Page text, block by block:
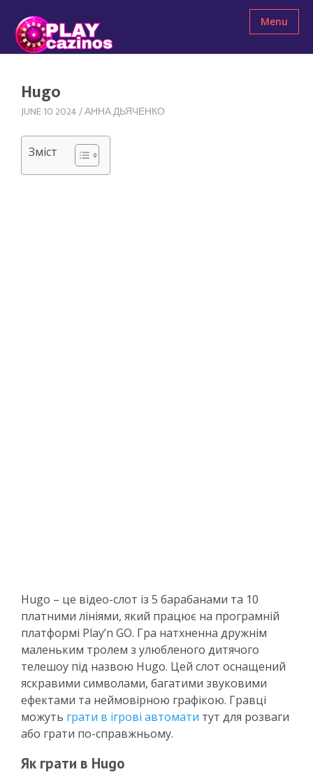
Menu
Hugo
JUNE 10 2024/АННА ДЬЯЧЕНКО
Зміст
Hugo – це відео-слот із 5 барабанами та 10
платними лініями, який працює на програмній
платформі Play’n GO. Гра натхненна дружнім
маленьким тролем з улюбленого дитячого
телешоу під назвою Hugo. Цей слот оснащений
яскравими символами, багатими звуковими
ефектами та неймовірною графікою. Гравці
можуть грати в ігрові автомати тут для розваги
або грати по-справжньому.
Як грати в Hugo